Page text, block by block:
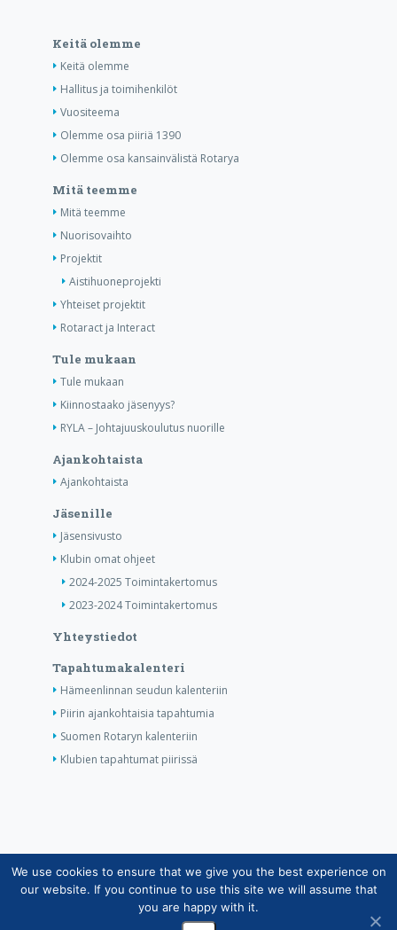
Keitä olemme
Keitä olemme
Hallitus ja toimihenkilöt
Vuositeema
Olemme osa piiriä 1390
Olemme osa kansainvälistä Rotarya
Mitä teemme
Mitä teemme
Nuorisovaihto
Projektit
Aistihuoneprojekti
Yhteiset projektit
Rotaract ja Interact
Tule mukaan
Tule mukaan
Kiinnostaako jäsenyys?
RYLA – Johtajuuskoulutus nuorille
Ajankohtaista
Ajankohtaista
Jäsenille
Jäsensivusto
Klubin omat ohjeet
2024-2025 Toimintakertomus
2023-2024 Toimintakertomus
Yhteystiedot
Tapahtumakalenteri
Hämeenlinnan seudun kalenteriin
Piirin ajankohtaisia tapahtumia
Suomen Rotaryn kalenteriin
Klubien tapahtumat piirissä
Copyright © Suomen Rotarypalvelu ry 2026 |
Jäsentietojärjestelmän tietosuojaseloste|Henkilötietojen
käsittely Rotarytoiminnassa
We use cookies to ensure that we give you the best experience on
our website. If you continue to use this site we will assume that
you are happy with it.